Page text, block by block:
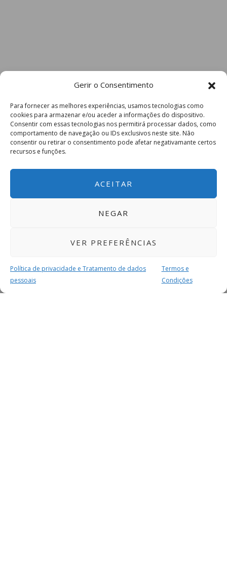
Gerir o Consentimento
Para fornecer as melhores experiências, usamos tecnologias como
cookies para armazenar e/ou aceder a informações do dispositivo.
Consentir com essas tecnologias nos permitirá processar dados, como
comportamento de navegação ou IDs exclusivos neste site. Não
consentir ou retirar o consentimento pode afetar negativamante certos
recursos e funções.
ACEITAR
NEGAR
VER PREFERÊNCIAS
Política de privacidade e Tratamento de dados
pessoais
Termos e
Condições